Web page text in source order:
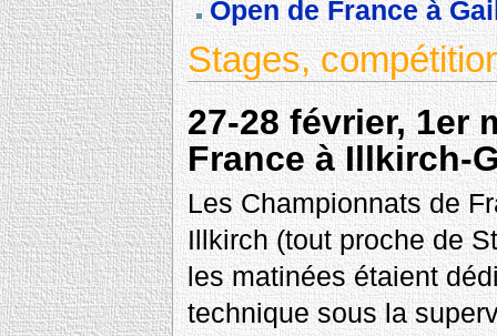
Open de France à
Stages,
27-28 février, 1er
France à Illkirch-
Les Championnats de
Illkirch (tout proche de
les matinées étaient
technique sous la